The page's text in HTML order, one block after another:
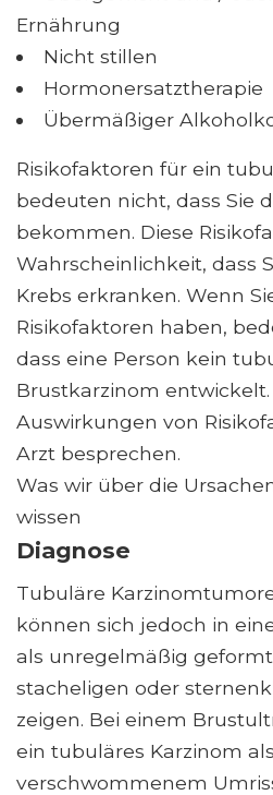
Ernährung
Nicht stillen
Hormonersatztherapie
Übermäßiger
Risikofaktoren für ein
bedeuten nicht, dass Sie
bekommen. Diese
Wahrscheinlichkeit, dass
Krebs erkranken. Wenn
Risikofaktoren haben,
dass eine Person kein
Brustkarzinom entwickelt.
Auswirkungen von
Arzt besprechen.
Was wir über die
wissen
Diagnose
Tubuläre
können sich jedoch in
als unregelmäßig
stacheligen oder
zeigen. Bei einem
ein tubuläres Karzinom
verschwommenem